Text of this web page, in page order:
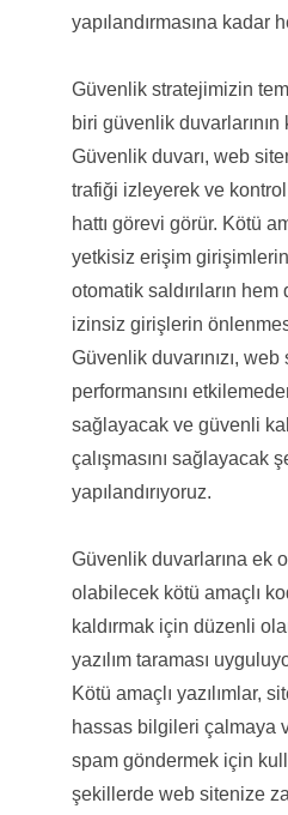
yapılandırmasına kadar
Güvenlik stratejimizin
biri güvenlik duvarlarının
Güvenlik duvarı, web
trafiği izleyerek ve
hattı görevi görür. Kötü
yetkisiz erişim
otomatik saldırıların
izinsiz girişlerin
Güvenlik duvarınızı,
performansını
sağlayacak ve güvenli
çalışmasını sağlayacak
yapılandırıyoruz.
Güvenlik duvarlarına ek
olabilecek kötü amaçlı
kaldırmak için düzenli
yazılım taraması
Kötü amaçlı yazılımlar,
hassas bilgileri çalmaya
spam göndermek için
şekillerde web sitenize